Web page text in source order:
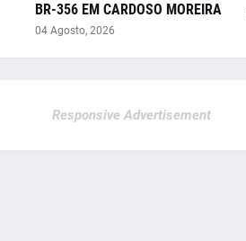
BR-356 EM CARDOSO MOREIRA
04 Agosto, 2026
Responsive Advertisement